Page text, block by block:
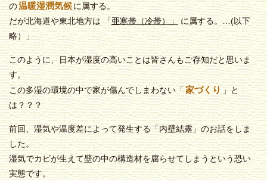
の温暖湿潤気候に属する。
だが北海道や東北地方は 「亜寒帯（冷帯）」に属する。…(以下
略）」
このように、日本が湿度の高いことは皆さんもご存知だと思いま
す。
この多湿の環境の中で家が傷んでしまわない「家づくり」と
は？？？
前回、湿気や温度差によって発生する「内壁結露」のお話をしま
した。
湿気でカビが生えて壁の中の構造材を腐らせてしまうという恐い
実態です。